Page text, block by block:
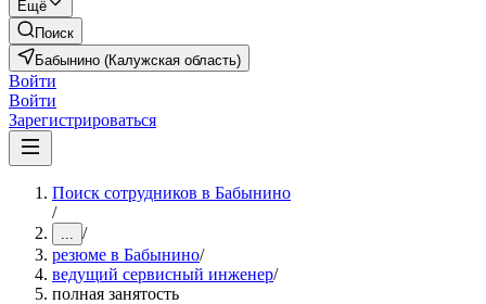
Ещё
Поиск
Бабынино (Калужская область)
Войти
Войти
Зарегистрироваться
Поиск сотрудников в Бабынино
/
... /
резюме в Бабынино/
ведущий сервисный инженер/
полная занятость